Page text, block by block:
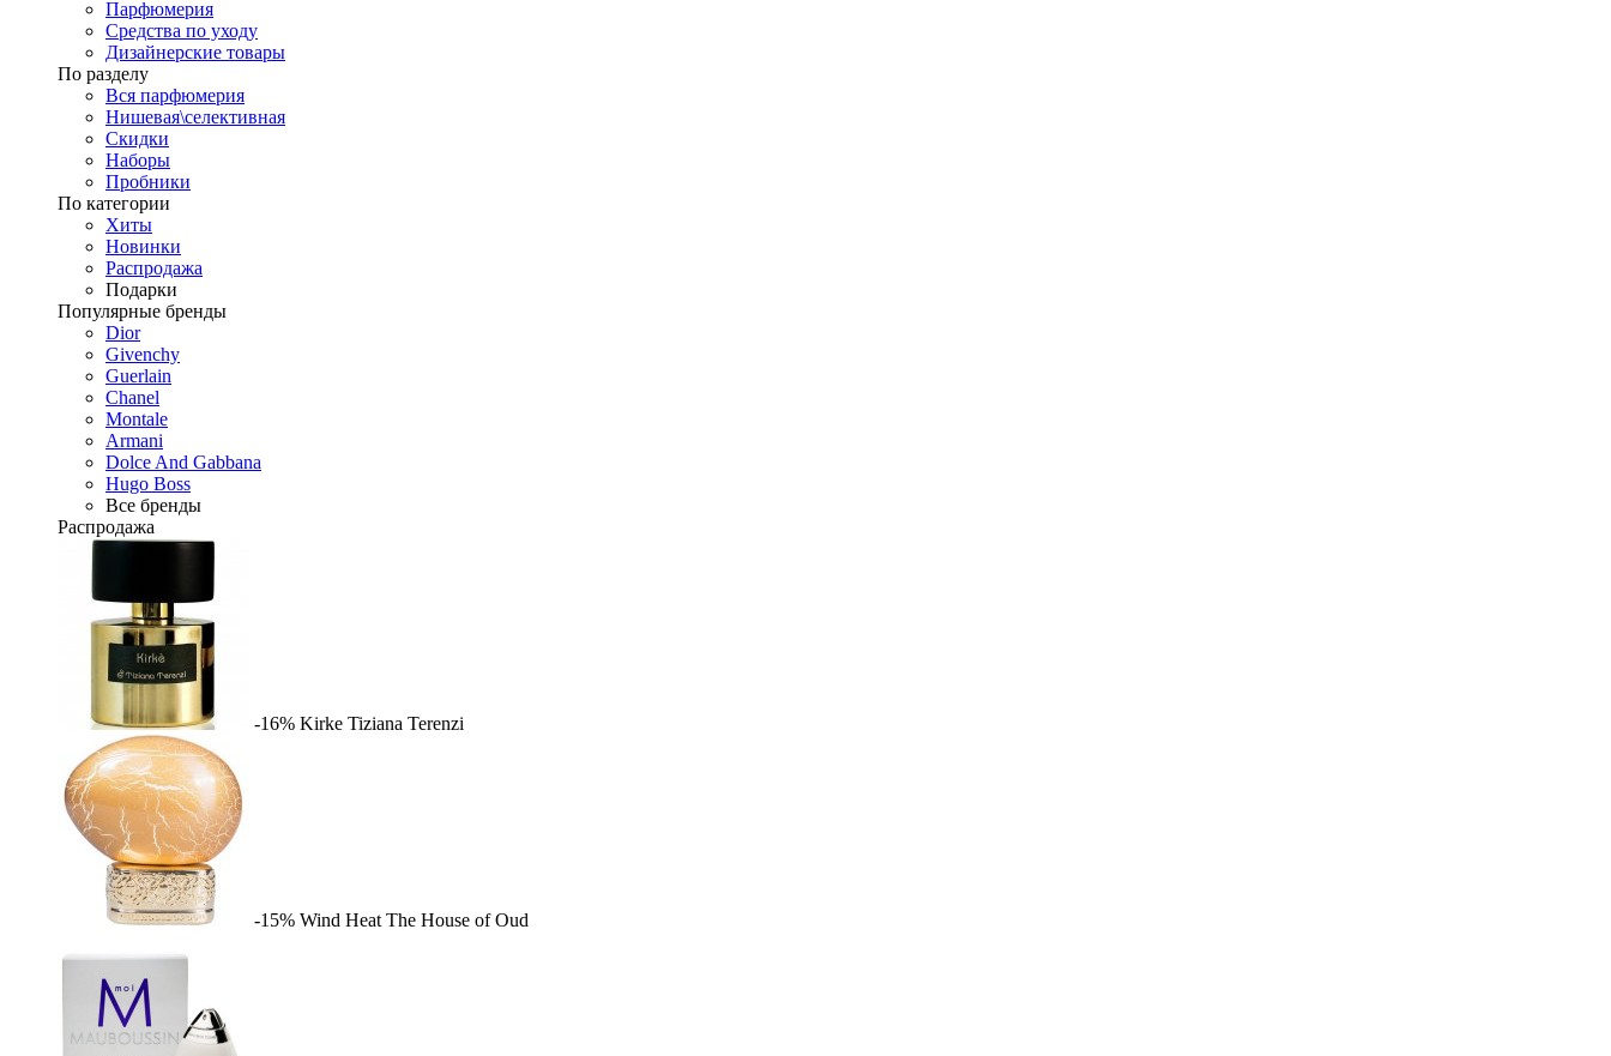
Парфюмерия
Средства по уходу
Дизайнерские товары
По разделу
Вся парфюмерия
Нишевая\селективная
Скидки
Наборы
Пробники
По категории
Хиты
Новинки
Распродажа
Подарки
Популярные бренды
Dior
Givenchy
Guerlain
Chanel
Montale
Armani
Dolce And Gabbana
Hugo Boss
Все бренды
Распродажа
-16% Kirke Tiziana Terenzi
-15% Wind Heat The House of Oud